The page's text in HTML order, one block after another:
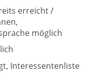
erreicht /
möglich
Interessentenliste